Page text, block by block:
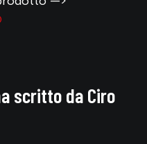
scritto da Ciro